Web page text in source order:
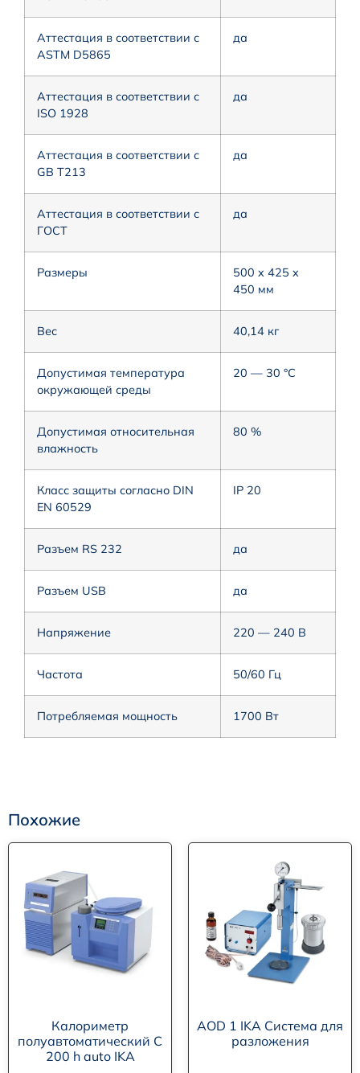
Аттестация в соответствии с
ASTM D5865
да
Аттестация в соответствии с
ISO 1928
да
Аттестация в соответствии с
GB T213
да
Аттестация в соответствии с
ГОСТ
да
Размеры
500 x 425 x
450 мм
Вес 40,14 кг
Допустимая температура
окружающей среды
20 — 30 °C
Допустимая относительная
влажность
80 %
Класс защиты согласно DIN
EN 60529
IP 20
Разъем RS 232 да
Разъем USB да
Напряжение 220 — 240 В
Частота 50/60 Гц
Потребляемая мощность 1700 Вт
Похожие
Калориметр
полуавтоматический C
200 h auto IKA
AOD 1 IKA Система для
разложения